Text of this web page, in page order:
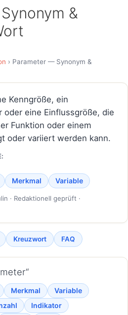
&
› Parameter — Synonym &
Kenngröße, ein
oder eine Einflussgröße, die
Funktion oder einem
oder variiert werden kann.
Merkmal Variable
· Redaktionell geprüft ·
Kreuzwort FAQ
Merkmal
Variable
Indikator